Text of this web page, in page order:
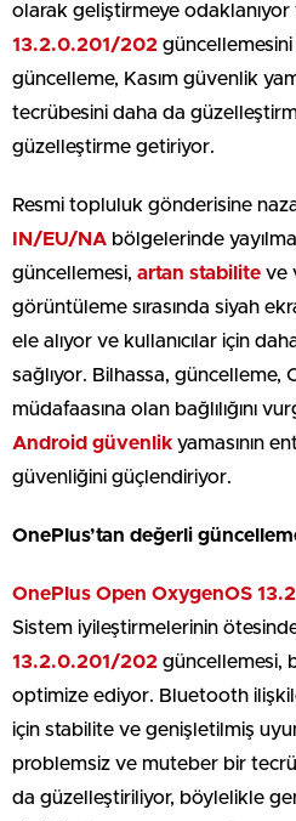
olarak geliştirmeye odaklanıyor
13.2.0.201/202 güncellemesini
güncelleme, Kasım güvenlik
tecrübesini daha da
güzelleştirme getiriyor.
Resmi topluluk gönderisine
IN/EU/NA bölgelerinde
güncellemesi, artan stabilite ve
görüntüleme sırasında siyah
ele alıyor ve kullanıcılar için
sağlıyor. Bilhassa, güncelleme,
müdafaasına olan bağlılığını
Android güvenlik yamasının
güvenliğini güçlendiriyor.
OnePlus’tan değerli
OnePlus Open OxygenOS
Sistem iyileştirmelerinin
13.2.0.201/202 güncellemesi,
optimize ediyor. Bluetooth
için stabilite ve genişletilmiş
problemsiz ve muteber bir
da güzelleştiriliyor, böylelikle